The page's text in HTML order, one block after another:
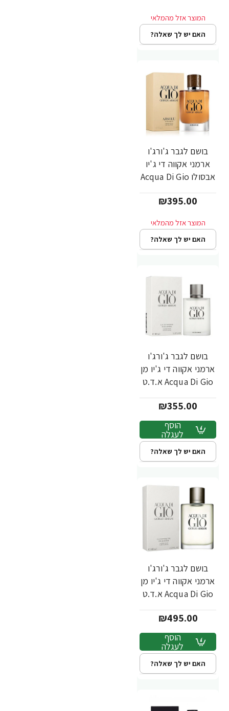
האם יש לך שאלה?
בושם לגבר ג'ורג'ו
ארמני אקווה די ג'יו
אבסולו Acqua Di Gio
מ"ל - מבית Giorgio₪395.00
האם יש לך שאלה?
בושם לגבר ג'ורג'ו
ארמני אקווה די ג'יו מן
Acqua Di Gio א.ד.ט
Giorgio Armani
₪355.00
הוסף
לעגלה
האם יש לך שאלה?
בושם לגבר ג'ורג'ו
ארמני אקווה די ג'יו מן
Acqua Di Gio א.ד.ט
Giorgio Armani
₪495.00
הוסף
לעגלה
האם יש לך שאלה?